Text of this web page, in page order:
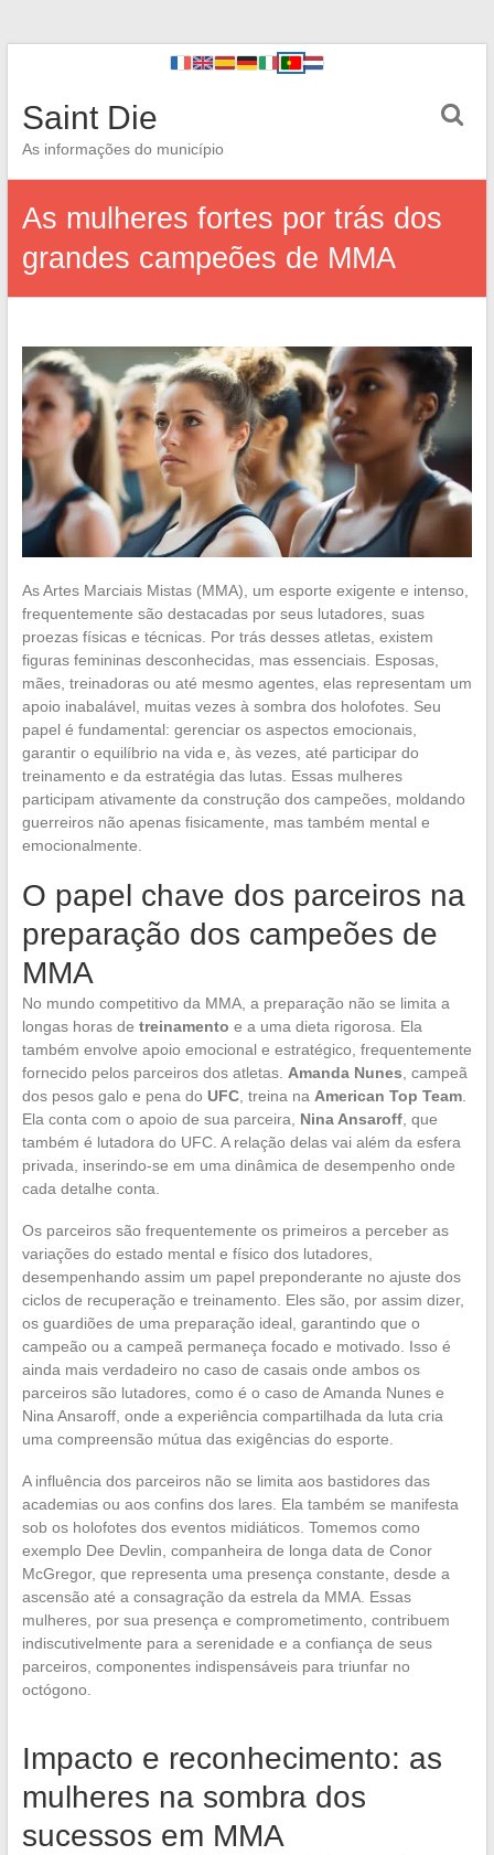
Saint Die
As informações do município
As mulheres fortes por trás dos
grandes campeões de MMA
As Artes Marciais Mistas (MMA), um esporte exigente e intenso,
frequentemente são destacadas por seus lutadores, suas
proezas físicas e técnicas. Por trás desses atletas, existem
figuras femininas desconhecidas, mas essenciais. Esposas,
mães, treinadoras ou até mesmo agentes, elas representam um
apoio inabalável, muitas vezes à sombra dos holofotes. Seu
papel é fundamental: gerenciar os aspectos emocionais,
garantir o equilíbrio na vida e, às vezes, até participar do
treinamento e da estratégia das lutas. Essas mulheres
participam ativamente da construção dos campeões, moldando
guerreiros não apenas fisicamente, mas também mental e
emocionalmente.
O papel chave dos parceiros na
preparação dos campeões de
MMA
No mundo competitivo da MMA, a preparação não se limita a
longas horas de treinamento e a uma dieta rigorosa. Ela
também envolve apoio emocional e estratégico, frequentemente
fornecido pelos parceiros dos atletas. Amanda Nunes , campeã
dos pesos galo e pena do UFC, treina na American Top Team.
Ela conta com o apoio de sua parceira, Nina Ansaroff, que
também é lutadora do UFC. A relação delas vai além da esfera
privada, inserindo-se em uma dinâmica de desempenho onde
cada detalhe conta.
Os parceiros são frequentemente os primeiros a perceber as
variações do estado mental e físico dos lutadores,
desempenhando assim um papel preponderante no ajuste dos
ciclos de recuperação e treinamento. Eles são, por assim dizer,
os guardiões de uma preparação ideal, garantindo que o
campeão ou a campeã permaneça focado e motivado. Isso é
ainda mais verdadeiro no caso de casais onde ambos os
parceiros são lutadores, como é o caso de Amanda Nunes e
Nina Ansaroff, onde a experiência compartilhada da luta cria
uma compreensão mútua das exigências do esporte.
A influência dos parceiros não se limita aos bastidores das
academias ou aos confins dos lares. Ela também se manifesta
sob os holofotes dos eventos midiáticos. Tomemos como
exemplo Dee Devlin, companheira de longa data de Conor
McGregor, que representa uma presença constante, desde a
ascensão até a consagração da estrela da MMA. Essas
mulheres, por sua presença e comprometimento, contribuem
indiscutivelmente para a serenidade e a confiança de seus
parceiros, componentes indispensáveis para triunfar no
octógono.
Impacto e reconhecimento: as
mulheres na sombra dos
sucessos em MMA